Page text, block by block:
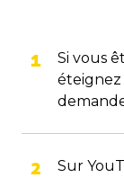
Si vous
Sur